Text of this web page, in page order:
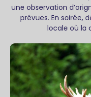
une observation
prévues. En soirée,
locale où la